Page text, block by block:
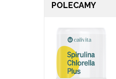
POLECAMY